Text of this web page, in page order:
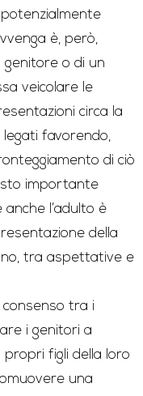
è, però,
genitore o di un
veicolare le
circa la
favorendo,
di ciò
importante
l’adulto è
della
tra aspettative e
tra i
i genitori a
figli della loro
una